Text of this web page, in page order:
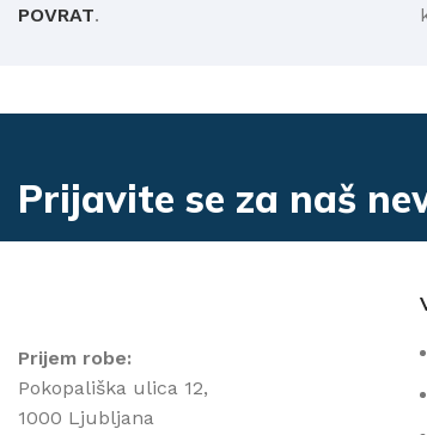
POVRAT.
Prijavite se za naš
Prijem robe:
Pokopališka ulica 12,
1000 Ljubljana